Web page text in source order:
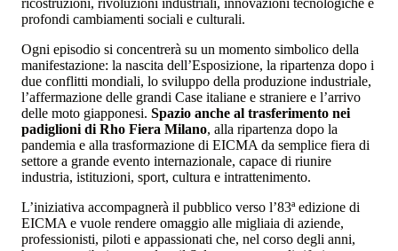
ricostruzioni, rivoluzioni industriali, innovazioni tecnologiche e
profondi cambiamenti sociali e culturali.
Ogni episodio si concentrerà su un momento simbolico della
manifestazione: la nascita dell’Esposizione, la ripartenza dopo i
due conflitti mondiali, lo sviluppo della produzione industriale,
l’affermazione delle grandi Case italiane e straniere e l’arrivo
delle moto giapponesi. Spazio anche al trasferimento nei
padiglioni di Rho Fiera Milano, alla ripartenza dopo la
pandemia e alla trasformazione di EICMA da semplice fiera di
settore a grande evento internazionale, capace di riunire
industria, istituzioni, sport, cultura e intrattenimento.
L’iniziativa accompagnerà il pubblico verso l’83ª edizione di
EICMA e vuole rendere omaggio alle migliaia di aziende,
professionisti, piloti e appassionati che, nel corso degli anni,